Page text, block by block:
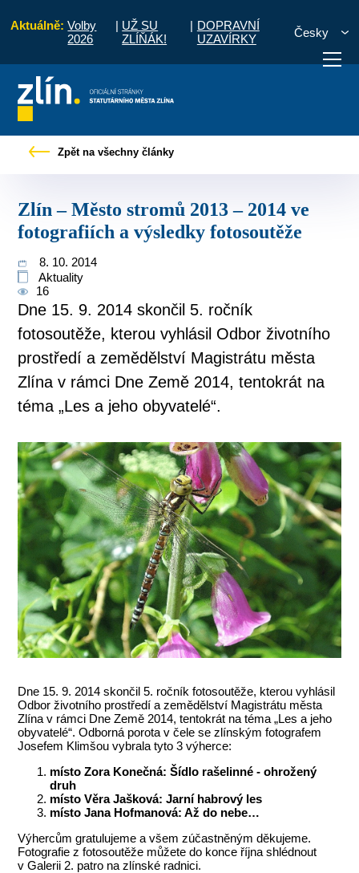
Aktuálně: Volby
2026
| UŽ SU
ZLÍŇÁK!
| DOPRAVNÍ
UZAVÍRKY
Česky
vyřídit Potřebuji zaplatit
Zpět na všechny články
Zlín – Město stromů 2013 – 2014 ve
fotografiích a výsledky fotosoutěže
8. 10. 2014
Aktuality
16
Dne 15. 9. 2014 skončil 5. ročník
fotosoutěže, kterou vyhlásil Odbor životního
prostředí a zemědělství Magistrátu města
Zlína v rámci Dne Země 2014, tentokrát na
téma „Les a jeho obyvatelé“.
Dne 15. 9. 2014 skončil 5. ročník fotosoutěže, kterou vyhlásil
Odbor životního prostředí a zemědělství Magistrátu města
Zlína v rámci Dne Země 2014, tentokrát na téma „Les a jeho
obyvatelé“. Odborná porota v čele se zlínským fotografem
Josefem Klimšou vybrala tyto 3 výherce:
místo Zora Konečná: Šídlo rašelinné - ohrožený
druh
místo Věra Jašková: Jarní habrový les
místo Jana Hofmanová: Až do nebe…
Výhercům gratulujeme a všem zúčastněným děkujeme.
Fotografie z fotosoutěže můžete do konce října shlédnout
v Galerii 2. patro na zlínské radnici.